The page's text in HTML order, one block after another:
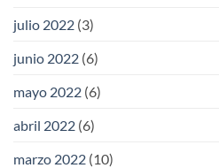
julio 2022 (3)
junio 2022 (6)
mayo 2022 (6)
abril 2022 (6)
marzo 2022 (10)